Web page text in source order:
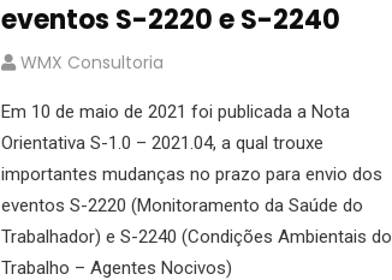
eventos S-2220 e S-2240
WMX Consultoria
Em 10 de maio de 2021 foi publicada a Nota
Orientativa S-1.0 – 2021.04, a qual trouxe
importantes mudanças no prazo para envio dos
eventos S-2220 (Monitoramento da Saúde do
Trabalhador) e S-2240 (Condições Ambientais do
Trabalho – Agentes Nocivos)